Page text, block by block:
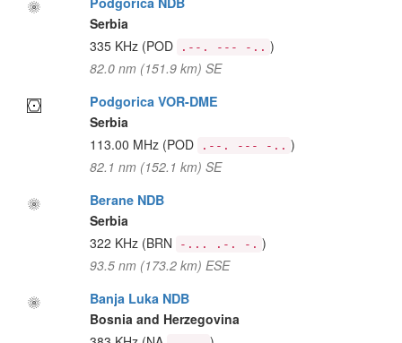
Serbia
335 KHz (POD .--. --- -.. )
82.0 nm (151.9 km) SE
Podgorica VOR-DME
Serbia
113.00 MHz (POD .--. --- -.. )
82.1 nm (152.1 km) SE
Berane NDB
Serbia
322 KHz (BRN -... .-. -. )
93.5 nm (173.2 km) ESE
Banja Luka NDB
Bosnia and Herzegovina